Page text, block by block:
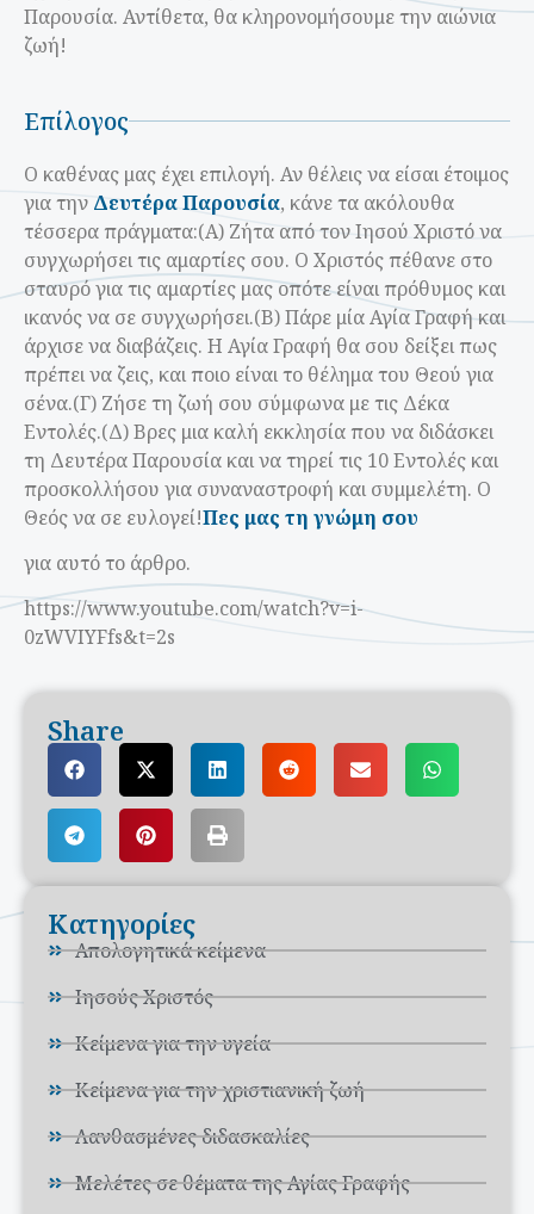
Παρουσία. Αντίθετα, θα κληρονομήσουμε την αιώνια
ζωή!
Επίλογος
Ο καθένας μας έχει επιλογή. Αν θέλεις να είσαι έτοιμος
για την Δευτέρα Παρουσία, κάνε τα ακόλουθα
τέσσερα πράγματα:(Α) Ζήτα από τον Ιησού Χριστό να
συγχωρήσει τις αμαρτίες σου. Ο Χριστός πέθανε στο
σταυρό για τις αμαρτίες μας οπότε είναι πρόθυμος και
ικανός να σε συγχωρήσει.(Β) Πάρε μία Αγία Γραφή και
άρχισε να διαβάζεις. Η Αγία Γραφή θα σου δείξει πως
πρέπει να ζεις, και ποιο είναι το θέλημα του Θεού για
σένα.(Γ) Ζήσε τη ζωή σου σύμφωνα με τις Δέκα
Εντολές.(Δ) Βρες μια καλή εκκλησία που να διδάσκει
τη Δευτέρα Παρουσία και να τηρεί τις 10 Εντολές και
προσκολλήσου για συναναστροφή και συμμελέτη. Ο
Θεός να σε ευλογεί!Πες μας τη γνώμη σου
για αυτό το άρθρο.
https://www.youtube.com/watch?v=i-
0zWVIYFfs&t=2s
Share
Κατηγορίες
Απολογητικά κείμενα
Ιησούς Χριστός
Κείμενα για την υγεία
Κείμενα για την χριστιανική ζωή
Λανθασμένες διδασκαλίες
Μελέτες σε θέματα της Αγίας Γραφής